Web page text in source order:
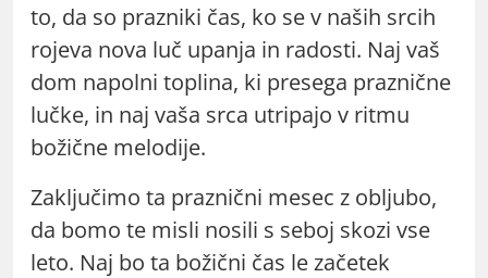
to, da so prazniki čas, ko se v naših srcih
rojeva nova luč upanja in radosti. Naj vaš
dom napolni toplina, ki presega praznične
lučke, in naj vaša srca utripajo v ritmu
božične melodije.
Zaključimo ta praznični mesec z obljubo,
da bomo te misli nosili s seboj skozi vse
leto. Naj bo ta božični čas le začetek